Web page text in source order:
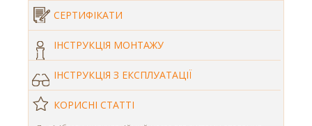
СЕРТИФІКАТИ
ІНСТРУКЦІЯ МОНТАЖУ
ІНСТРУКЦІЯ З ЕКСПЛУАТАЦІЇ
КОРИСНІ СТАТТІ